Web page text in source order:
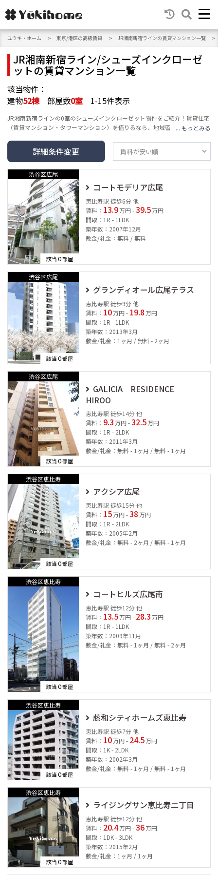
ユウキ・ホーム 東京/港区の高級賃貸 JR湘南新宿ラインの賃貸マンション一覧
JR湘南新宿ライン/シューズインクローゼ
ットの賃貸マンション一覧
該当物件：
建物52棟部屋数0室 1-15件表示
JR湘南新宿ラインの0室のシューズインクローゼット物件をご紹介！賃貸住宅
（賃貸マンション・タワーマンション）を借りるなら、地域密着のユウキ・
能で、高級賃貸マンション情報をお届けし、あなたの賃貸情報探し・お家探
しをサポートします。
渋谷区広尾
該当0部屋
コートモデリア広尾
恵比寿駅 徒歩6分 他
賃料： 13.9 万円 -39.5 万円
間取：1R - 1LDK
築年数：2007年12月
敷金/礼金：無料 / 無料
渋谷区広尾
該当0部屋
グランディオール広尾テラス
恵比寿駅 徒歩9分 他
賃料： 10 万円 - 19.8 万円
間取：1R - 1LDK
築年数：2013年3月
敷金/礼金：1ヶ月 / 無料 - 2ヶ月
渋谷区広尾
該当0部屋
GALICIA RESIDENCE
HIROO
恵比寿駅 徒歩14分 他
賃料： 9.3 万円 -32.5 万円
間取：1R - 2LDK
築年数：2011年3月
敷金/礼金：無料 - 1ヶ月 / 無料 - 1ヶ月
渋谷区恵比寿
該当0部屋
アクシア広尾
恵比寿駅 徒歩15分 他
賃料： 15 万円 -38 万円
間取：1R - 2LDK
築年数：2005年2月
敷金/礼金：無料 - 2ヶ月 / 無料 - 1ヶ月
渋谷区恵比寿
該当0部屋
コートヒルズ広尾南
恵比寿駅 徒歩12分 他
賃料： 13.5 万円 - 28.3 万円
間取：1R - 1LDK
築年数：2009年11月
敷金/礼金：無料 - 1ヶ月 / 無料 - 2ヶ月
渋谷区恵比寿
該当0部屋
藤和シティホームズ恵比寿
恵比寿駅 徒歩7分 他
賃料： 10 万円 - 24.5 万円
間取：1K - 2LDK
築年数：2002年3月
敷金/礼金：無料 - 1ヶ月 / 無料 - 1ヶ月
渋谷区恵比寿
該当0部屋
ライジングサン恵比寿二丁目
恵比寿駅 徒歩12分 他
賃料： 20.4 万円 -36 万円
間取：1DK - 3LDK
築年数：2015年2月
敷金/礼金：1ヶ月 / 1ヶ月
詳細条件変更